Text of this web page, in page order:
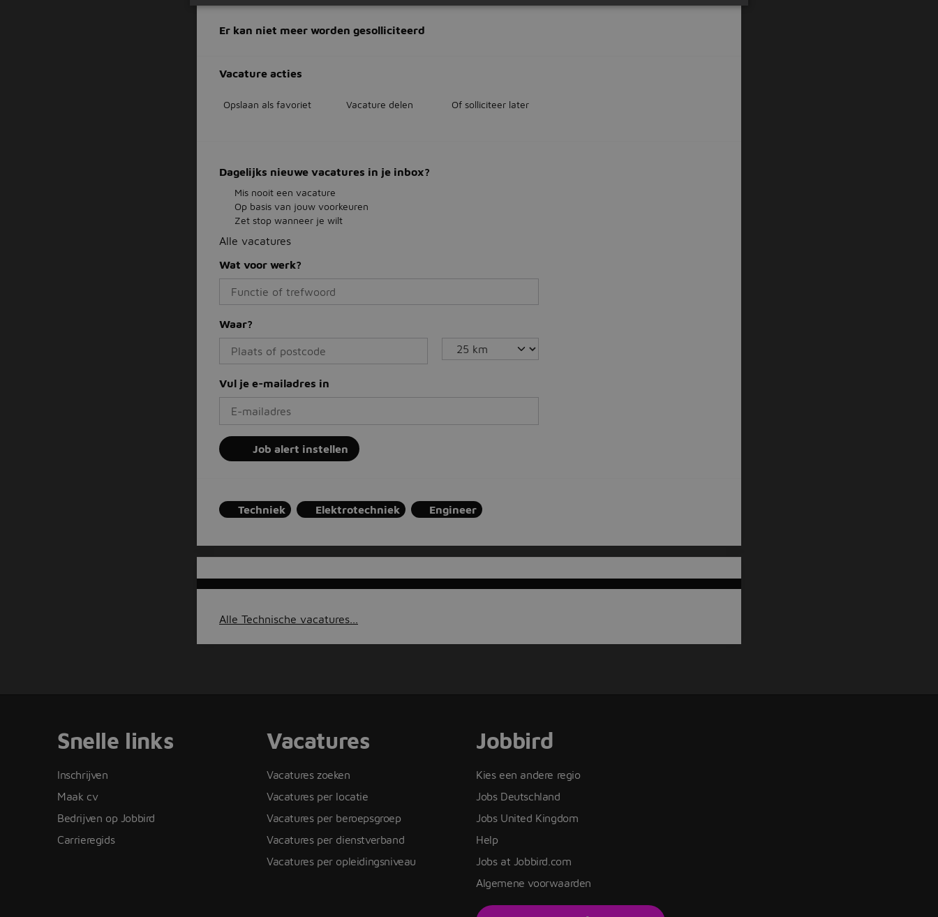
Er kan niet meer worden gesolliciteerd
Vacature acties
Opslaan als favoriet Vacature delen Of solliciteer later
Dagelijks nieuwe vacatures in je inbox?
Mis nooit een vacature
Op basis van jouw voorkeuren
Zet stop wanneer je wilt
Alle vacatures
Wat voor werk?
Waar?
Vul je e-mailadres in
Job alert instellen
Techniek Elektrotechniek Engineer
Alle Technische vacatures...
Snelle links
Inschrijven
Maak cv
Bedrijven op Jobbird
Carrieregids
Vacatures
Vacatures zoeken
Vacatures per locatie
Vacatures per beroepsgroep
Vacatures per dienstverband
Vacatures per opleidingsniveau
Jobbird
Kies een andere regio
Jobs Deutschland
Jobs United Kingdom
Help
Jobs at Jobbird.com
Algemene voorwaarden